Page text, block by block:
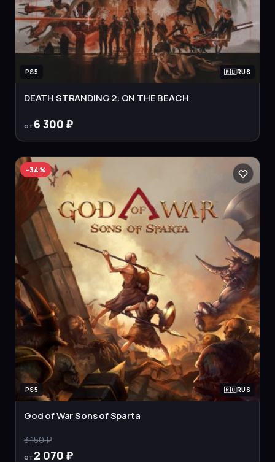
PS5 RUS
DEATH STRANDING 2: ON THE BEACH
от 6 300 ₽
−34 %
PS5 RUS
God of War Sons of Sparta
3 150 ₽
от 2 070 ₽